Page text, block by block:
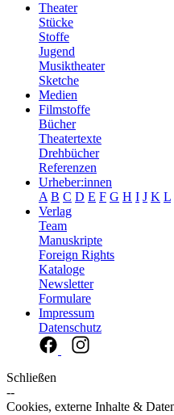
Theater
Stücke
Stoffe
Jugend
Musiktheater
Sketche
Medien
Filmstoffe
Bücher
Theatertexte
Drehbücher
Referenzen
Urheber:innen
A B C D E F G H I J K L
Verlag
Team
Manuskripte
Foreign Rights
Kataloge
Newsletter
Formulare
Impressum
Datenschutz
Schließen
--
Cookies, externe Inhalte &